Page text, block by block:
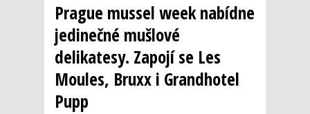
Prague mussel week nabídne
jedinečné mušlové
delikatesy. Zapojí se Les
Moules, Bruxx i Grandhotel
Pupp